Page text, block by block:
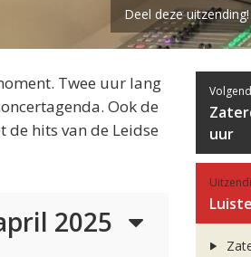
Deel deze
Twee uur lang
Ook de
hits van de Leidse
2025
uur